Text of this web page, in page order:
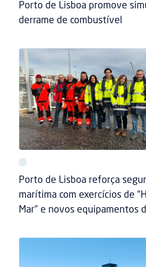
Porto de Lisboa promove
derrame de combustível
Porto de Lisboa reforça
marítima com exercícios de
Mar” e novos equipamentos